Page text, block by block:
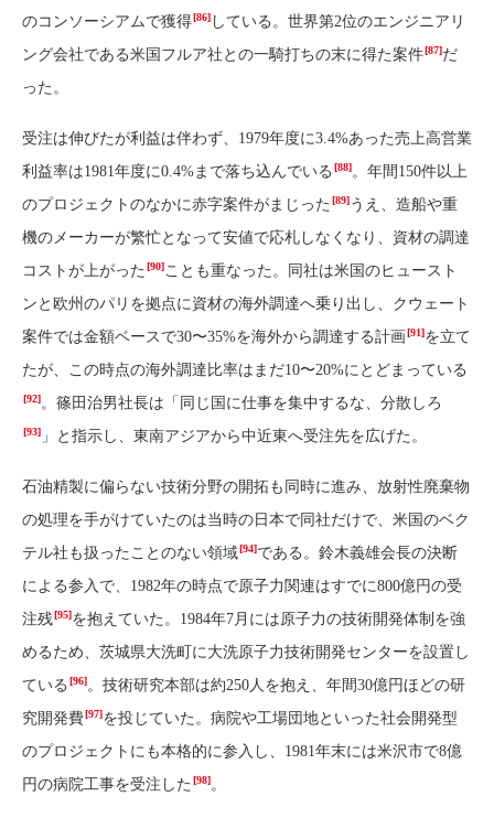
のコンソーシアムで獲得[86] している。世界第2位のエンジニアリ
ング会社である米国フルア社との一騎打ちの末に得た案件[87]だ
った。
受注は伸びたが利益は伴わず、1979年度に3.4%あった売上高営業
利益率は1981年度に0.4%まで落ち込んでいる [88]。年間150件以上
のプロジェクトのなかに赤字案件がまじった [89]うえ、造船や重
機のメーカーが繁忙となって安値で応札しなくなり、資材の調達
コストが上がった [90]ことも重なった。同社は米国のヒュースト
ンと欧州のパリを拠点に資材の海外調達へ乗り出し、クウェート
案件では金額ベースで30〜35%を海外から調達する計画[91]を立て
たが、この時点の海外調達比率はまだ10〜20%にとどまっている
[92]。篠田治男社長は「同じ国に仕事を集中するな、分散しろ
[93] 」と指示し、東南アジアから中近東へ受注先を広げた。
石油精製に偏らない技術分野の開拓も同時に進み、放射性廃棄物
の処理を手がけていたのは当時の日本で同社だけで、米国のベク
テル社も扱ったことのない領域[94]である。鈴木義雄会長の決断
による参入で、1982年の時点で原子力関連はすでに800億円の受
注残[95]を抱えていた。1984年7月には原子力の技術開発体制を強
めるため、茨城県大洗町に大洗原子力技術開発センターを設置し
ている [96]。技術研究本部は約250人を抱え、年間30億円ほどの研
究開発費[97]を投じていた。病院や工場団地といった社会開発型
のプロジェクトにも本格的に参入し、1981年末には米沢市で8億
円の病院工事を受注した [98]。